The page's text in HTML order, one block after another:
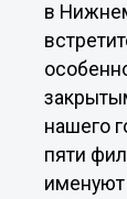
в
нашего
пяти